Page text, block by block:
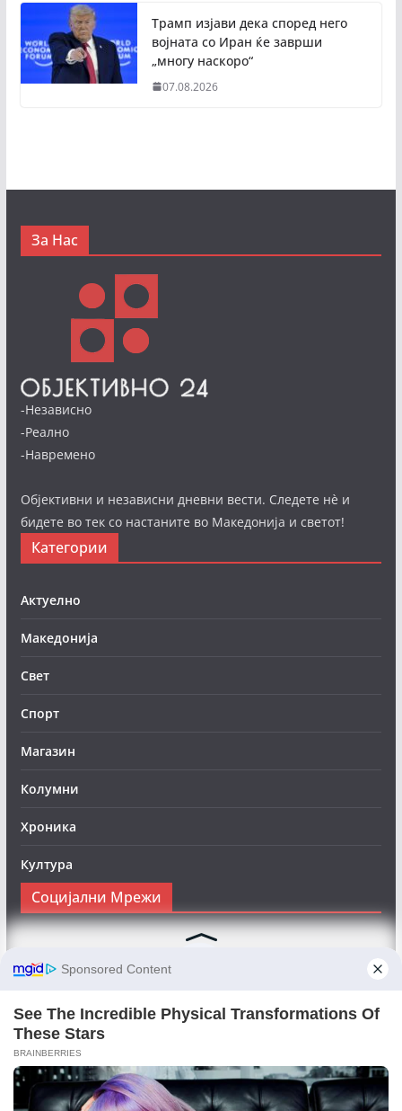
Трамп изјави дека според него
војната со Иран ќе заврши
„многу наскоро“
07.08.2026
За Нас
-Независно
-Реално
-Навремено
Објективни и независни дневни вести. Следете нè и
бидете во тек со настаните во Македонија и светот!
Категории
Актуелно
Македонија
Свет
Спорт
Магазин
Колумни
Хроника
Култура
Социјални Мрежи
Следете нè на Фејсбук за да сте во тек со најновите